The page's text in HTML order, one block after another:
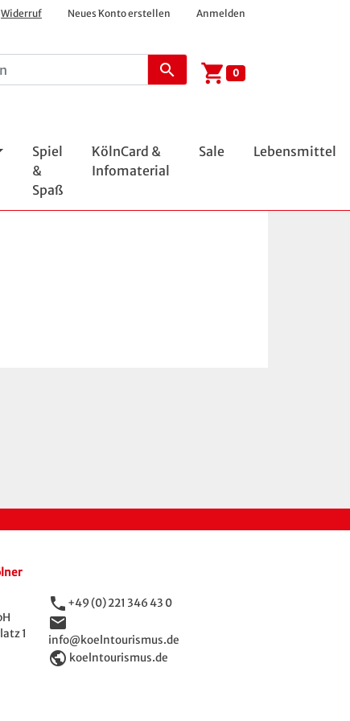
Widerruf Neues Konto erstellen Anmelden
search shopping_cart 0
Spiel
&
Spaß
KölnCard &
Infomaterial
Sale Lebensmittel
1
phone +49 (0) 221 346 43 0
email
info@koelntourismus.de
public koelntourismus.de